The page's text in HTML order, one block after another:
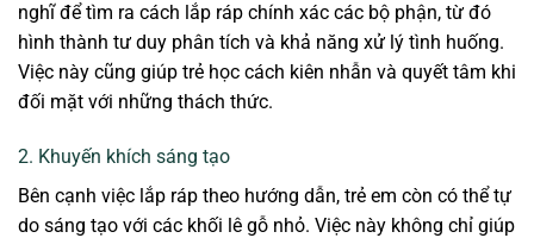
nghĩ để tìm ra cách lắp ráp chính xác các bộ phận, từ đó
hình thành tư duy phân tích và khả năng xử lý tình huống.
Việc này cũng giúp trẻ học cách kiên nhẫn và quyết tâm khi
đối mặt với những thách thức.
2. Khuyến khích sáng tạo
Bên cạnh việc lắp ráp theo hướng dẫn, trẻ em còn có thể tự
do sáng tạo với các khối lê gỗ nhỏ. Việc này không chỉ giúp